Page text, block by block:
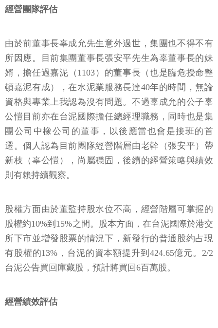
經營團隊評估
由於前董事長辜成允先生意外過世，集團也不得不有
所因應。目前集團董事長張安平先生為辜董事長的妹
婿，擔任過嘉泥（1103）的董事長（也是臨危授命整
頓嘉泥有成），在水泥業服務長達40年的時間，無論
資格與專業上我認為沒有問題。不過辜成允的公子辜
公愷目前亦在台泥國際擔任總經理職務，同時也是集
團公司中橡公司的董事，以後應當也會是接班的首
選。個人認為目前團隊經營階層由老幹（張安平）帶
新枝（辜公愷），尚屬穩固，後續的經營策略與績效
則有賴持續觀察。
股權方面由於董監持股水位不高，經營階層可掌握的
股權約10%到15%之間。股本方面，在台泥國際於港交
所下市並增發股票的情況下，新發行的普通股約占現
有股權的13%，台泥的資本額提升到424.65億元。2/2
台泥公告買回庫藏股，預計將買回6百萬股。
經營績效評估